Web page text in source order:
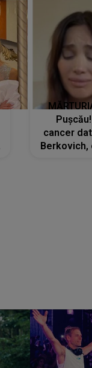
cancer
Berkovich,